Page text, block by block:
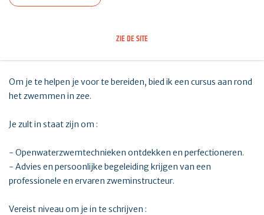
ZIE DE SITE
Om je te helpen je voor te bereiden, bied ik een cursus aan rond
het zwemmen in zee.
Je zult in staat zijn om :
- Openwaterzwemtechnieken ontdekken en perfectioneren.
- Advies en persoonlijke begeleiding krijgen van een
professionele en ervaren zweminstructeur.
Vereist niveau om je in te schrijven :